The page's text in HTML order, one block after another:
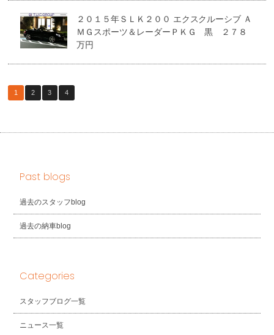
２０１５年ＳＬＫ２００ エクスクルーシブ Ａ
ＭＧスポーツ＆レーダーＰＫＧ 黒 ２７８
万円
1 2 3 4
Past blogs
過去のスタッフblog
過去の納車blog
Categories
スタッフブログ一覧
ニュース一覧